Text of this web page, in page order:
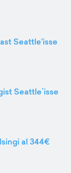
Seattle’isse
Seattle´isse
al 344€